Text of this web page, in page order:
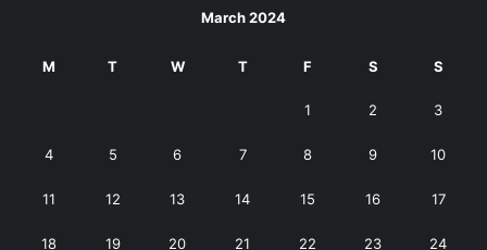
March 2024
M T W T F S S
1 2 3
4 5 6 7 8 9 10
11 12 13 14 15 16 17
18 19 20 21 22 23 24